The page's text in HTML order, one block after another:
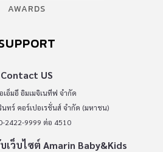
AWARDS
Contact US
เอ็มอี อิมเมจิเนทีฟ จำกัด
ทร์ คอร์เปอเรชั่นส์ จำกัด (มหาชน)
2422-9999 ต่อ 4510
ว็บไซต์ Amarin Baby&Kids